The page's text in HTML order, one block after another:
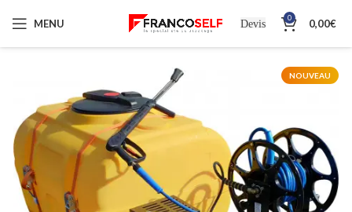
MENU Devis 0 0,00€
NOUVEAU